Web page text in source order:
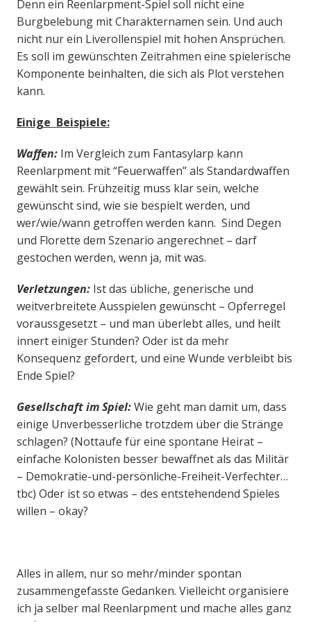
Denn ein Reenlarpment-Spiel soll nicht eine
Burgbelebung mit Charakternamen sein. Und auch
nicht nur ein Liverollenspiel mit hohen Ansprüchen.
Es soll im gewünschten Zeitrahmen eine spielerische
Komponente beinhalten, die sich als Plot verstehen
kann.
Einige Beispiele:
Waffen:Im Vergleich zum Fantasylarp kann
Reenlarpment mit “Feuerwaffen” als Standardwaffen
gewählt sein. Frühzeitig muss klar sein, welche
gewünscht sind, wie sie bespielt werden, und
wer/wie/wann getroffen werden kann. Sind Degen
und Florette dem Szenario angerechnet – darf
gestochen werden, wenn ja, mit was.
Verletzungen:Ist das übliche, generische und
weitverbreitete Ausspielen gewünscht – Opferregel
voraussgesetzt – und man überlebt alles, und heilt
innert einiger Stunden? Oder ist da mehr
Konsequenz gefordert, und eine Wunde verbleibt bis
Ende Spiel?
Gesellschaft im Spiel:Wie geht man damit um, dass
einige Unverbesserliche trotzdem über die Stränge
schlagen? (Nottaufe für eine spontane Heirat –
einfache Kolonisten besser bewaffnet als das Militär
– Demokratie-und-persönliche-Freiheit-Verfechter…
tbc) Oder ist so etwas – des entstehendend Spieles
willen – okay?
Alles in allem, nur so mehr/minder spontan
zusammengefasste Gedanken. Vielleicht organisiere
ich ja selber mal Reenlarpment und mache alles ganz